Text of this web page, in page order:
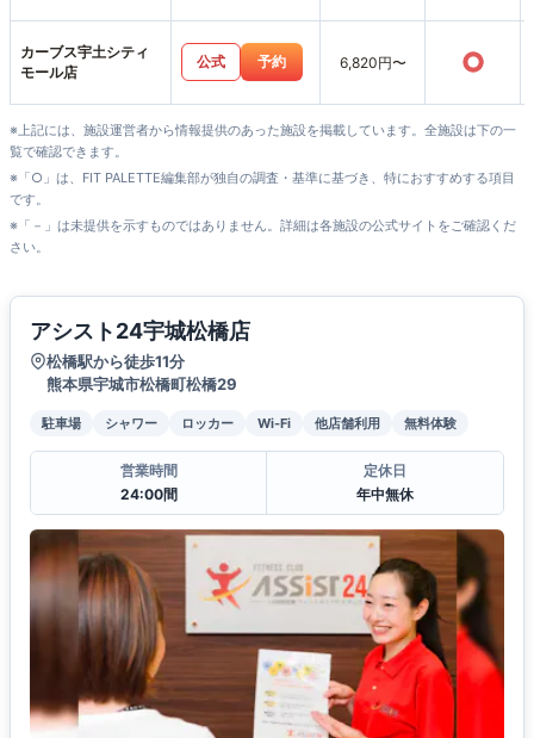
カーブス宇土シティ
モール店
公式 予約 6,820円〜 ○
※上記には、施設運営者から情報提供のあった施設を掲載しています。全施設は下の一
覧で確認できます。
※「○」は、FIT PALETTE編集部が独自の調査・基準に基づき、特におすすめする項目
です。
※「－」は未提供を示すものではありません。詳細は各施設の公式サイトをご確認くだ
さい。
アシスト24宇城松橋店
松橋駅から徒歩11分
熊本県宇城市松橋町松橋29
駐車場 シャワー ロッカー Wi-Fi 他店舗利用 無料体験
営業時間
24:00間
定休日
年中無休